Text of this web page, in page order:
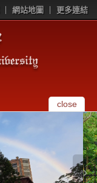
網站地圖 更多連結
close